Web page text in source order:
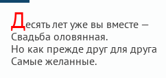
Десять лет уже вы вместе —
Свадьба оловянная.
Но как прежде друг для друга
Самые желанные.